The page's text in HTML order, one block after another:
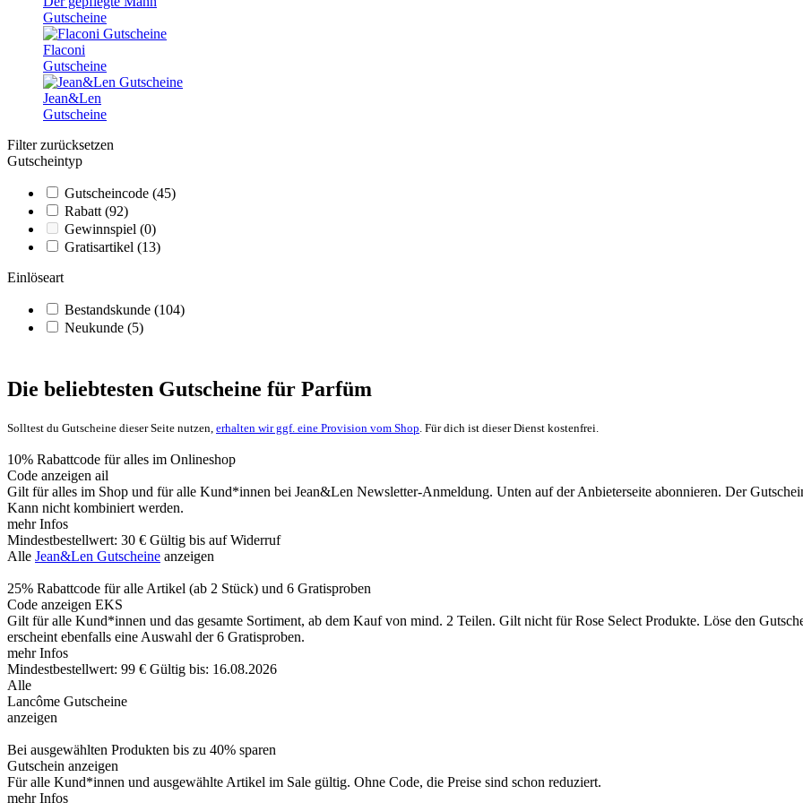
Gutscheine
Flaconi
Gutscheine
Jean&Len
Gutscheine
Filter zurücksetzen
Gutscheintyp
Gutscheincode (45)
Rabatt (92)
Gewinnspiel (0)
Gratisartikel (13)
Einlöseart
Bestandskunde (104)
Neukunde (5)
Die beliebtesten Gutscheine für Parfüm
Solltest du Gutscheine dieser Seite nutzen, erhalten wir ggf. eine Provision vom Shop . Für dich ist dieser Dienst kostenfrei.
10% Rabattcode für alles im Onlineshop
Code anzeigen ail
Gilt für alles im Shop und für alle Kund*innen bei Jean&Len Newsletter-Anmeldung. Unten auf der Anbieterseite abonnieren. Der
Kann nicht kombiniert werden.
mehr Infos
Mindestbestellwert: 30 € Gültig bis auf Widerruf
Alle Jean&Len Gutscheine anzeigen
25% Rabattcode für alle Artikel (ab 2 Stück) und 6 Gratisproben
Code anzeigen EKS
Gilt für alle Kund*innen und das gesamte Sortiment, ab dem Kauf von mind. 2 Teilen. Gilt nicht für Rose Select Produkte. Löse den
erscheint ebenfalls eine Auswahl der 6 Gratisproben.
mehr Infos
Mindestbestellwert: 99 € Gültig bis: 16.08.2026
Alle
Lancôme Gutscheine
anzeigen
Bei ausgewählten Produkten bis zu 40% sparen
Gutschein anzeigen
Für alle Kund*innen und ausgewählte Artikel im Sale gültig. Ohne Code, die Preise sind schon reduziert.
mehr Infos